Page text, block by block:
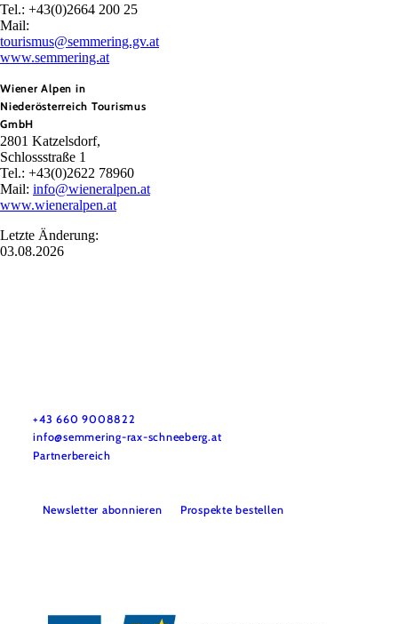
Tel.: +43(0)2664 200 25
Mail:
tourismus@semmering.gv.at
www.semmering.at
Wiener Alpen in
Niederösterreich Tourismus
GmbH
2801 Katzelsdorf,
Schlossstraße 1
Tel.: +43(0)2622 78960
Mail: info@wieneralpen.at
www.wieneralpen.at
Letzte Änderung:
03.08.2026
+43 660 9008822
info@semmering-rax-schneeberg.at
Partnerbereich
Newsletter abonnieren Prospekte bestellen